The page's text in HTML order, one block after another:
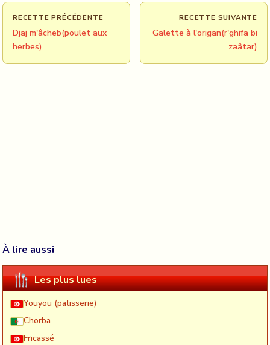
RECETTE PRÉCÉDENTE
Djaj m'âcheb(poulet aux
herbes)
RECETTE SUIVANTE
Galette à l'origan(r'ghifa bi
zaâtar)
À lire aussi
Les plus lues
Youyou (patisserie)
Chorba
Fricassé